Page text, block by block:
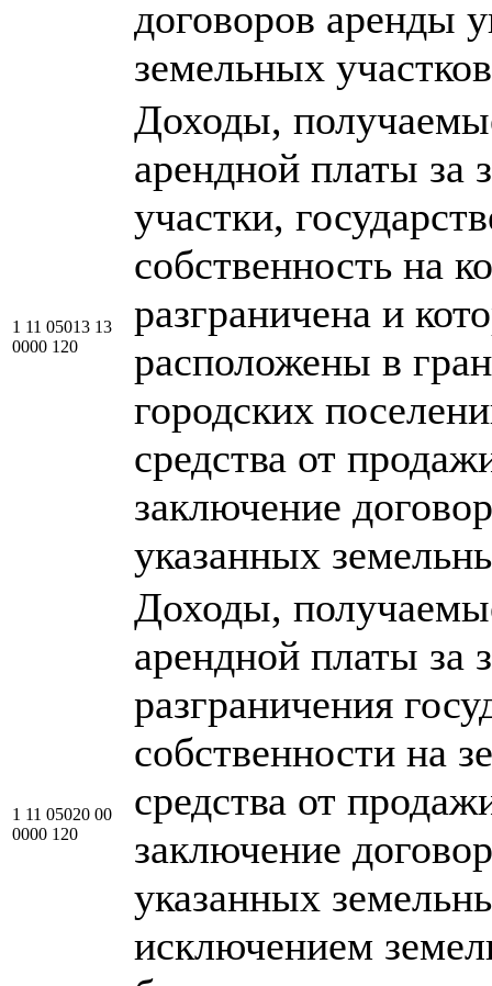
договоров аренды
земельных участков
1 11 05013 13
0000 120
Доходы,
арендной платы за
участки,
собственность на
разграничена и
расположены в
городских
средства от
заключение
указанных
1 11 05020 00
0000 120
Доходы,
арендной платы за
разграничения
собственности на
средства от
заключение
указанных
исключением